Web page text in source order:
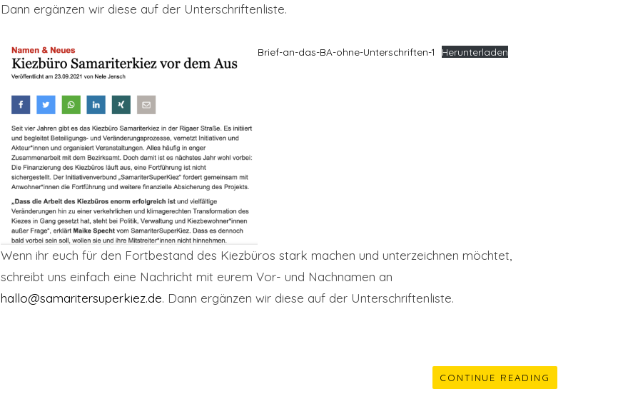
Dann ergänzen wir diese auf der Unterschriftenliste.
Brief-an-das-BA-ohne-Unterschriften-1 Herunterladen
Wenn ihr euch für den Fortbestand des Kiezbüros stark machen und unterzeichnen möchtet,
schreibt uns einfach eine Nachricht mit eurem Vor- und Nachnamen an
hallo@samaritersuperkiez.de. Dann ergänzen wir diese auf der Unterschriftenliste.
CONTINUE READING